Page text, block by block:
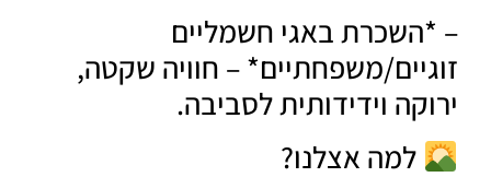
באגי חשמליים
משפחתיים* – חוויה שקטה,
וידידותית לסביבה.
למה אצלנו?